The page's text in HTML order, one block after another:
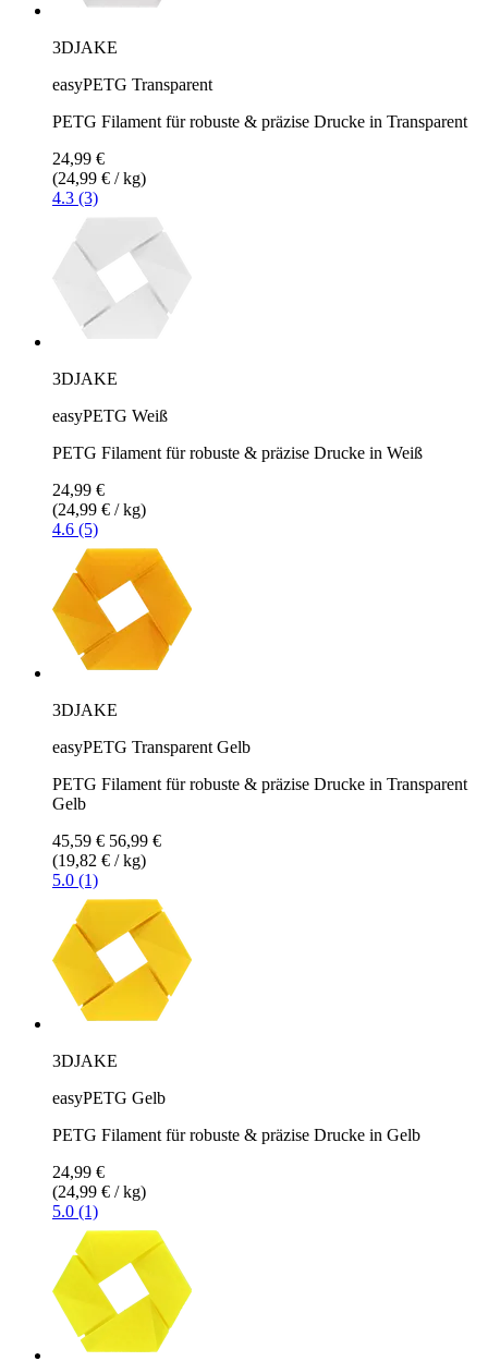
3DJAKE
easyPETG Transparent
PETG Filament für robuste & präzise Drucke in Transparent
24,99 €
(24,99 € / kg)
4.3 (3)
3DJAKE
easyPETG Weiß
PETG Filament für robuste & präzise Drucke in Weiß
24,99 €
(24,99 € / kg)
4.6 (5)
3DJAKE
easyPETG Transparent Gelb
PETG Filament für robuste & präzise Drucke in Transparent
Gelb
45,59 € 56,99 €
(19,82 € / kg)
5.0 (1)
3DJAKE
easyPETG Gelb
PETG Filament für robuste & präzise Drucke in Gelb
24,99 €
(24,99 € / kg)
5.0 (1)